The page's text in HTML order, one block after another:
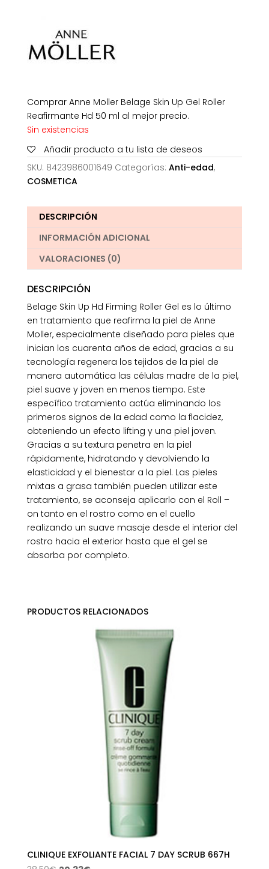
Comprar Anne Moller Belage Skin Up Gel Roller
Reafirmante Hd 50 ml al mejor precio.
Sin existencias
Añadir producto a tu lista de deseos
SKU: 8423986001649 Categorías: Anti-edad,
COSMETICA
DESCRIPCIÓN
INFORMACIÓN ADICIONAL
VALORACIONES (0)
DESCRIPCIÓN
Belage Skin Up Hd Firming Roller Gel es lo último
en tratamiento que reafirma la piel de Anne
Moller, especialmente diseñado para pieles que
inician los cuarenta años de edad, gracias a su
tecnología regenera los tejidos de la piel de
manera automática las células madre de la piel,
piel suave y joven en menos tiempo. Este
específico tratamiento actúa eliminando los
primeros signos de la edad como la flacidez,
obteniendo un efecto lifting y una piel joven.
Gracias a su textura penetra en la piel
rápidamente, hidratando y devolviendo la
elasticidad y el bienestar a la piel. Las pieles
mixtas a grasa también pueden utilizar este
tratamiento, se aconseja aplicarlo con el Roll –
on tanto en el rostro como en el cuello
realizando un suave masaje desde el interior del
rostro hacia el exterior hasta que el gel se
absorba por completo.
PRODUCTOS RELACIONADOS
CLINIQUE EXFOLIANTE FACIAL 7 DAY SCRUB 667H